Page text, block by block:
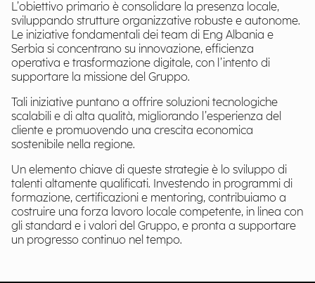
L’obiettivo primario è consolidare la presenza locale,
sviluppando strutture organizzative robuste e autonome.
Le iniziative fondamentali dei team di Eng Albania e
Serbia si concentrano su innovazione, efficienza
operativa e trasformazione digitale, con l’intento di
supportare la missione del Gruppo.
Tali iniziative puntano a offrire soluzioni tecnologiche
scalabili e di alta qualità, migliorando l’esperienza del
cliente e promuovendo una crescita economica
sostenibile nella regione.
Un elemento chiave di queste strategie è lo sviluppo di
talenti altamente qualificati. Investendo in programmi di
formazione, certificazioni e mentoring, contribuiamo a
costruire una forza lavoro locale competente, in linea con
gli standard e i valori del Gruppo, e pronta a supportare
un progresso continuo nel tempo.